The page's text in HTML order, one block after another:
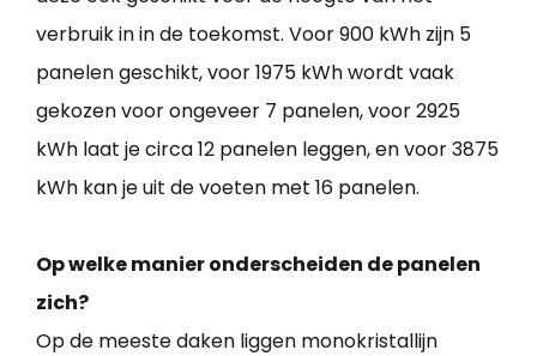
verbruik in in de toekomst. Voor 900 kWh zijn 5
panelen geschikt, voor 1975 kWh wordt vaak
gekozen voor ongeveer 7 panelen, voor 2925
kWh laat je circa 12 panelen leggen, en voor 3875
kWh kan je uit de voeten met 16 panelen.
Op welke manier onderscheiden de panelen
zich?
Op de meeste daken liggen monokristallijn